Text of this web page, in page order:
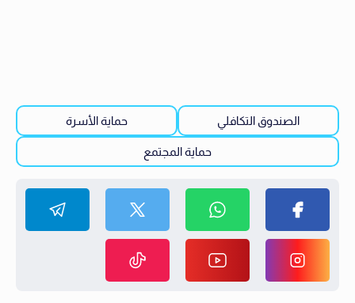
الصندوق التكافلي حماية الأسرة
حماية المجتمع